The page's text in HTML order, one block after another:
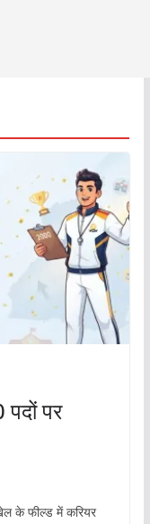
पर
के फील्ड में करियर